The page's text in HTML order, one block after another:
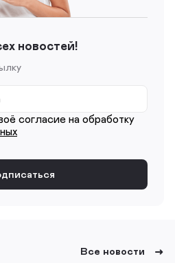
новостей!
согласие на обработку
Все новости